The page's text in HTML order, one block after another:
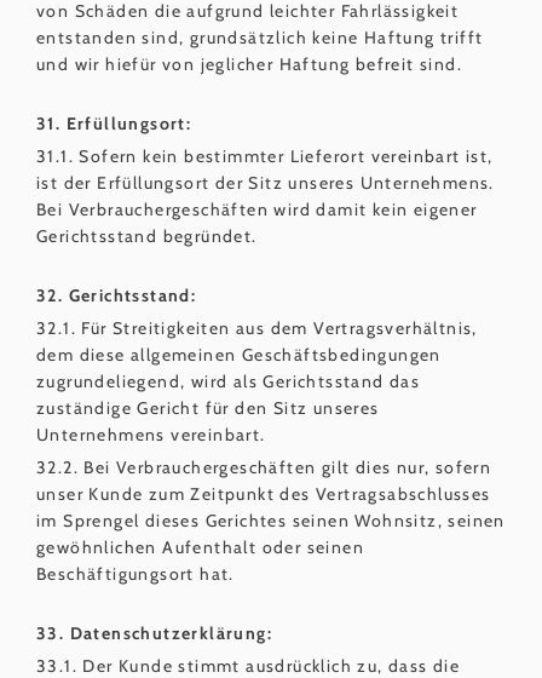
von Schäden die aufgrund leichter Fahrlässigkeit
entstanden sind, grundsätzlich keine Haftung trifft
und wir hiefür von jeglicher Haftung befreit sind.
31. Erfüllungsort:
31.1. Sofern kein bestimmter Lieferort vereinbart ist,
ist der Erfüllungsort der Sitz unseres Unternehmens.
Bei Verbrauchergeschäften wird damit kein eigener
Gerichtsstand begründet.
32. Gerichtsstand:
32.1. Für Streitigkeiten aus dem Vertragsverhältnis,
dem diese allgemeinen Geschäftsbedingungen
zugrundeliegend, wird als Gerichtsstand das
zuständige Gericht für den Sitz unseres
Unternehmens vereinbart.
32.2. Bei Verbrauchergeschäften gilt dies nur, sofern
unser Kunde zum Zeitpunkt des Vertragsabschlusses
im Sprengel dieses Gerichtes seinen Wohnsitz, seinen
gewöhnlichen Aufenthalt oder seinen
Beschäftigungsort hat.
33. Datenschutzerklärung:
33.1. Der Kunde stimmt ausdrücklich zu, dass die